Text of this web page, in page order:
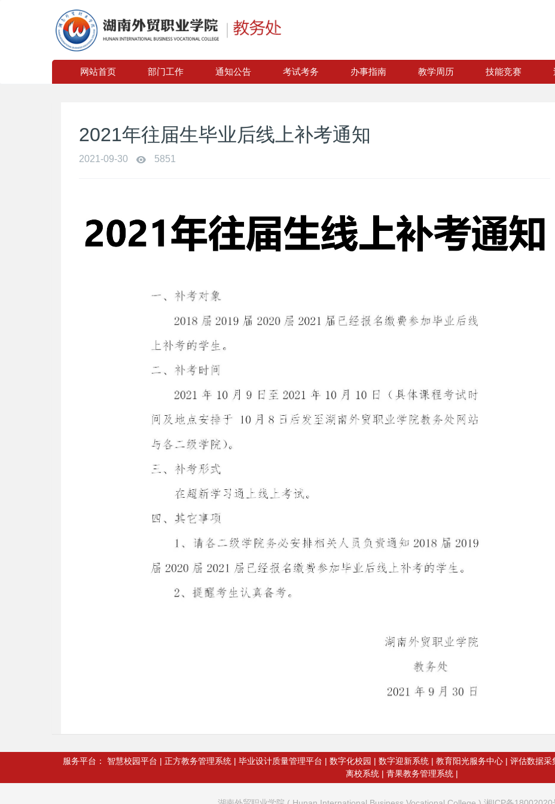
网站首页 部门工作 通知公告 考试考务 办事指南 教学周历 技能竞赛
2021年往届生毕业后线上补考通知
2021-09-30 5851
服务平台： 智慧校园平台 | 正方教务管理系统 | 毕业设计质量管理平台 | 数字化校园 | 数字迎新系统 | 教育阳光服务中心 | 评估数据采
离校系统 | 青果教务管理系统 |